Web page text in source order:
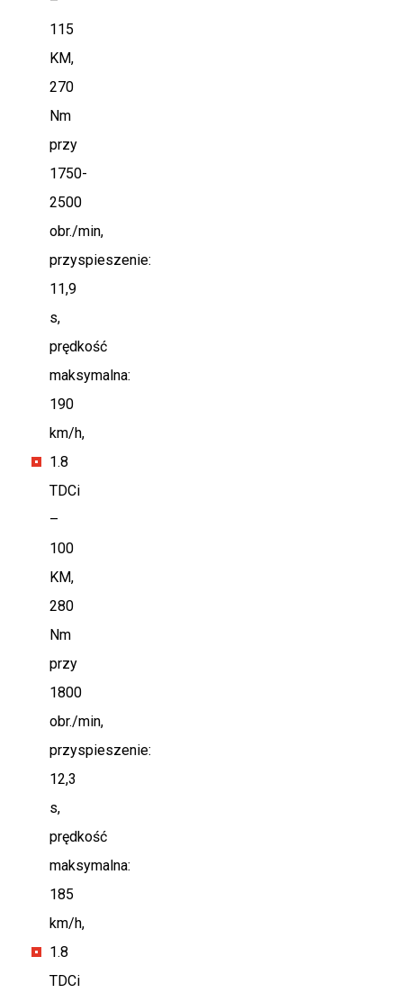
115
KM,
270
Nm
przy
1750-
2500
obr./min,
przyspieszenie:
11,9
s,
prędkość
maksymalna:
190
km/h,
1.8
TDCi
–
100
KM,
280
Nm
przy
1800
obr./min,
przyspieszenie:
12,3
s,
prędkość
maksymalna:
185
km/h,
1.8
TDCi